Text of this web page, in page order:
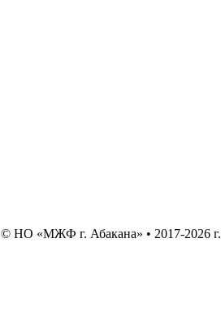
© НО «МЖФ г. Абакана» • 2017-2026 г.